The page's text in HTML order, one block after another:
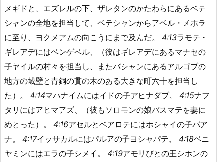
メギドと、エズレルの下、ザレタンのかたわらにあるベテ
シャンの全地を担当して、ベテシャンからアベル・メホラ
に至り、ヨクメアムの向こうにまで及んだ。 4:13ラモテ・
ギレアデにはベンゲベル、（彼はギレアデにあるマナセの
子ヤイルの村々を担当し、またバシャンにあるアルゴブの
地方の城壁と青銅の貫の木のある大きな町六十を担当し
た）。 4:14マハナイムにはイドの子アヒナダブ。 4:15ナフ
タリにはアヒマアズ、（彼もソロモンの娘バスマテを妻に
めとった）。 4:16アセルとベアロテにはホシャイの子バア
ナ。 4:17イッサカルにはパルアの子ヨシャパテ。 4:18ベニ
ヤミンにはエラの子シメイ。 4:19アモリびとの王シホンの